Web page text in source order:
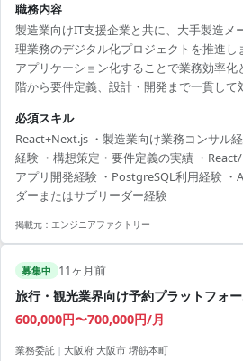
職務内容
製造業向けIT支援企業と共に、大手製造メ
理業務のデジタル化プロジェクトを推進
アプリケーション化することで業務効率
階から要件定義、設計・開発まで一貫して
ド：NestJS、Prisma ・データベース：
・開発手法：アジャイル
必須スキル
React+Next.js ・製造業向け業務コンサル
経験 ・構想策定・要件定義の実績 ・
アプリ開発経験 ・PostgreSQL利用経験 ・
ダーまたはサブリーダー経験
掲載元： エンジニアファクトリー
募集中 11ヶ月前
旅行・観光業界向け予約プラットフォ
600,000円〜700,000円/月
業務委託 | 大阪府 大阪市 堺筋本町